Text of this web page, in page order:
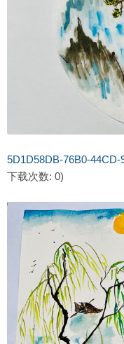
5D1D58DB-76B0-
下载次数: 0)